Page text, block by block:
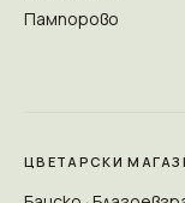
Пампорово
ЦВЕТАРСКИ